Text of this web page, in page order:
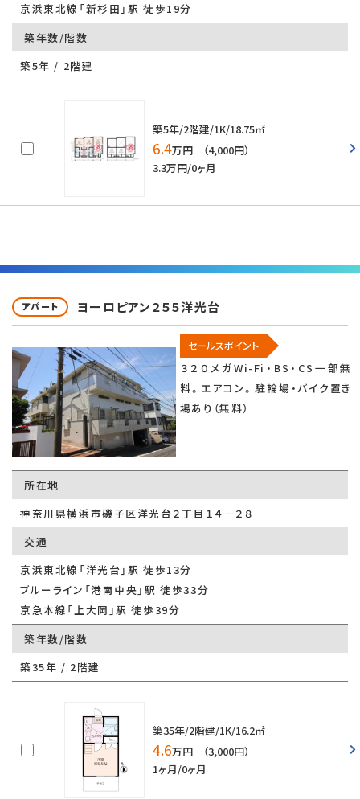
京浜東北線「新杉田」駅 徒歩19分
築年数/階数
築5年 / 2階建
築5年/2階建/1K/18.75㎡
6.4万円 （4,000円）
3.3万円/0ヶ月
アパート ヨーロピアン２５５洋光台
セールスポイント
３２０メガWi-Fi・BS・CS一部無
料。エアコン。駐輪場・バイク置き
場あり（無料）
所在地
神奈川県横浜市磯子区洋光台２丁目１４－２８
交通
京浜東北線「洋光台」駅 徒歩13分
ブルーライン「港南中央」駅 徒歩33分
京急本線「上大岡」駅 徒歩39分
築年数/階数
築35年 / 2階建
築35年/2階建/1K/16.2㎡
4.6万円 （3,000円）
1ヶ月/0ヶ月